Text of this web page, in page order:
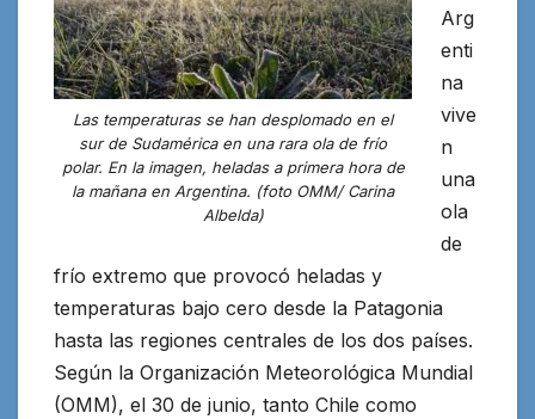
Las temperaturas se han desplomado en el
sur de Sudamérica en una rara ola de frío
polar. En la imagen, heladas a primera hora de
la mañana en Argentina. (foto OMM/ Carina
Albelda)
Arg
enti
na
vive
n
una
ola
de
frío extremo que provocó heladas y
temperaturas bajo cero desde la Patagonia
hasta las regiones centrales de los dos países.
Según la Organización Meteorológica Mundial
(OMM), el 30 de junio, tanto Chile como